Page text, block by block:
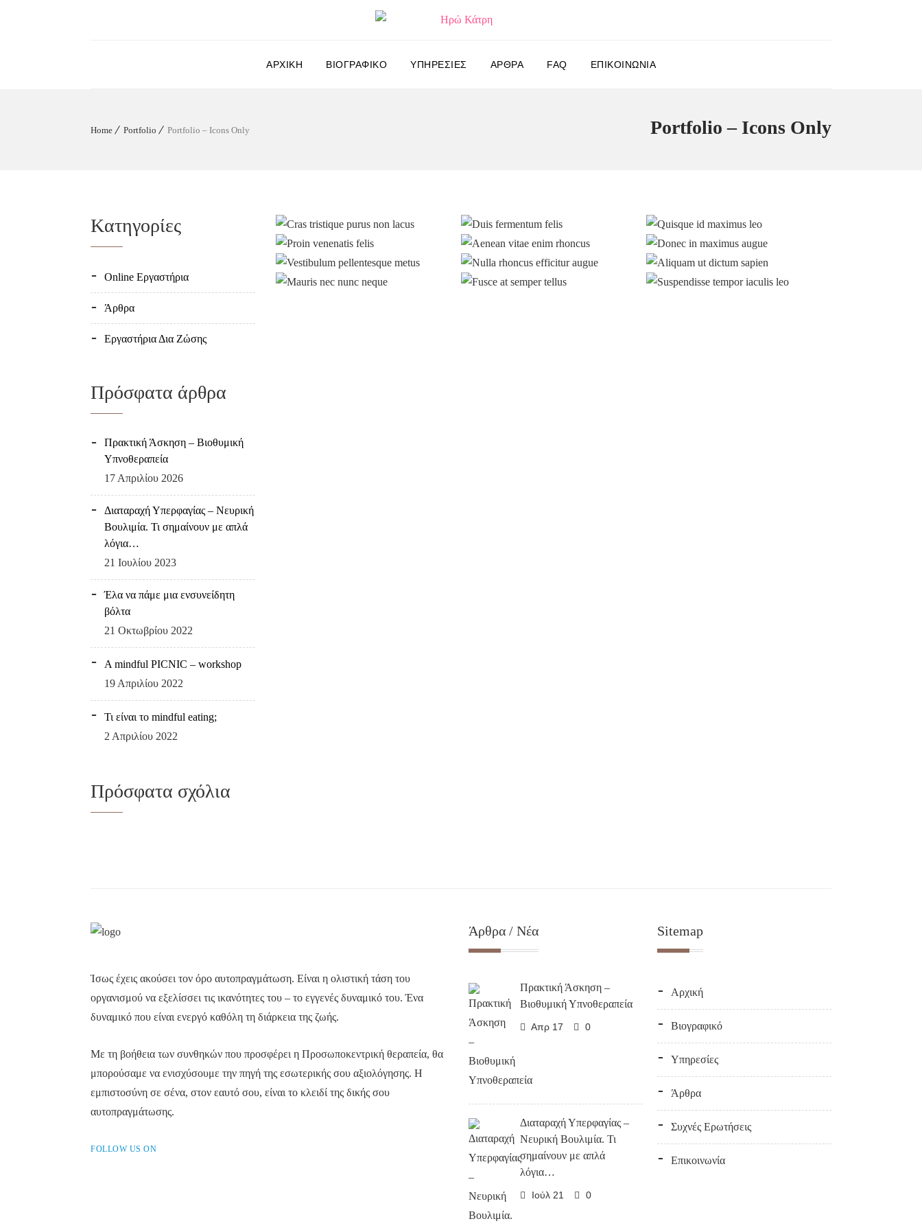
ΑΡΧΙΚΉ ΒΙΟΓΡΑΦΙΚΌ ΥΠΗΡΕΣΊΕΣ ΆΡΘΡΑ FAQ ΕΠΙΚΟΙΝΩΝΊΑ
Portfolio – Icons Only
Home Portfolio Portfolio – Icons Only
Kατηγορίες
Online Εργαστήρια
Άρθρα
Εργαστήρια Δια Ζώσης
Πρόσφατα άρθρα
Πρακτική Άσκηση – Βιοθυμική
Υπνοθεραπεία
17 Απριλίου 2026
Διαταραχή Υπερφαγίας – Νευρική
Βουλιμία. Τι σημαίνουν με απλά
λόγια…
21 Ιουλίου 2023
Έλα να πάμε μια ενσυνείδητη
βόλτα
21 Οκτωβρίου 2022
A mindful PICNIC – workshop
19 Απριλίου 2022
Τι είναι το mindful eating;
2 Απριλίου 2022
Πρόσφατα σχόλια
Ίσως έχεις ακούσει τον όρο αυτοπραγμάτωση. Είναι η ολιστική τάση του
οργανισμού να εξελίσσει τις ικανότητες του – το εγγενές δυναμικό του. Ένα
δυναμικό που είναι ενεργό καθόλη τη διάρκεια της ζωής.
Με τη βοήθεια των συνθηκών που προσφέρει η Προσωποκεντρική θεραπεία, θα
μπορούσαμε να ενισχύσουμε την πηγή της εσωτερικής σου αξιολόγησης. Η
εμπιστοσύνη σε σένα, στον εαυτό σου, είναι το κλειδί της δικής σου
αυτοπραγμάτωσης.
FOLLOW US ON
Άρθρα / Νέα
Πρακτική Άσκηση –
Βιοθυμική Υπνοθεραπεία
Απρ 17 0
Διαταραχή Υπερφαγίας –
Νευρική Βουλιμία. Τι
σημαίνουν με απλά
λόγια…
Ιούλ 21 0
Sitemap
Αρχική
Βιογραφικό
Υπηρεσίες
Άρθρα
Συχνές Ερωτήσεις
Επικοινωνία